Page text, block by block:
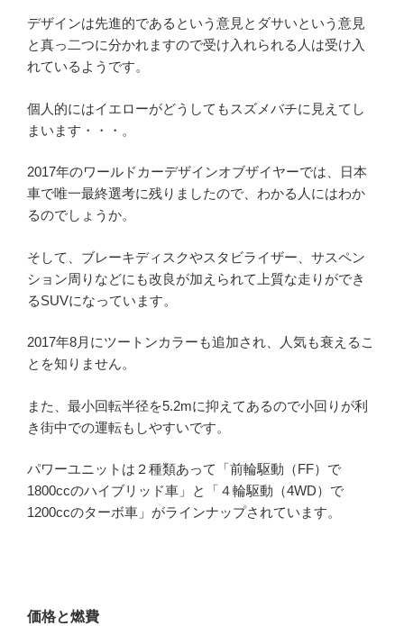
デザインは先進的であるという意見とダサいという意見
と真っ二つに分かれますので受け入れられる人は受け入
れているようです。
個人的にはイエローがどうしてもスズメバチに見えてし
まいます・・・。
2017年のワールドカーデザインオブザイヤーでは、日本
車で唯一最終選考に残りましたので、わかる人にはわか
るのでしょうか。
そして、ブレーキディスクやスタビライザー、サスペン
ション周りなどにも改良が加えられて上質な走りができ
るSUVになっています。
2017年8月にツートンカラーも追加され、人気も衰えるこ
とを知りません。
また、最小回転半径を5.2mに抑えてあるので小回りが利
き街中での運転もしやすいです。
パワーユニットは２種類あって「前輪駆動（FF）で
1800ccのハイブリッド車」と「４輪駆動（4WD）で
1200ccのターボ車」がラインナップされています。
価格と燃費